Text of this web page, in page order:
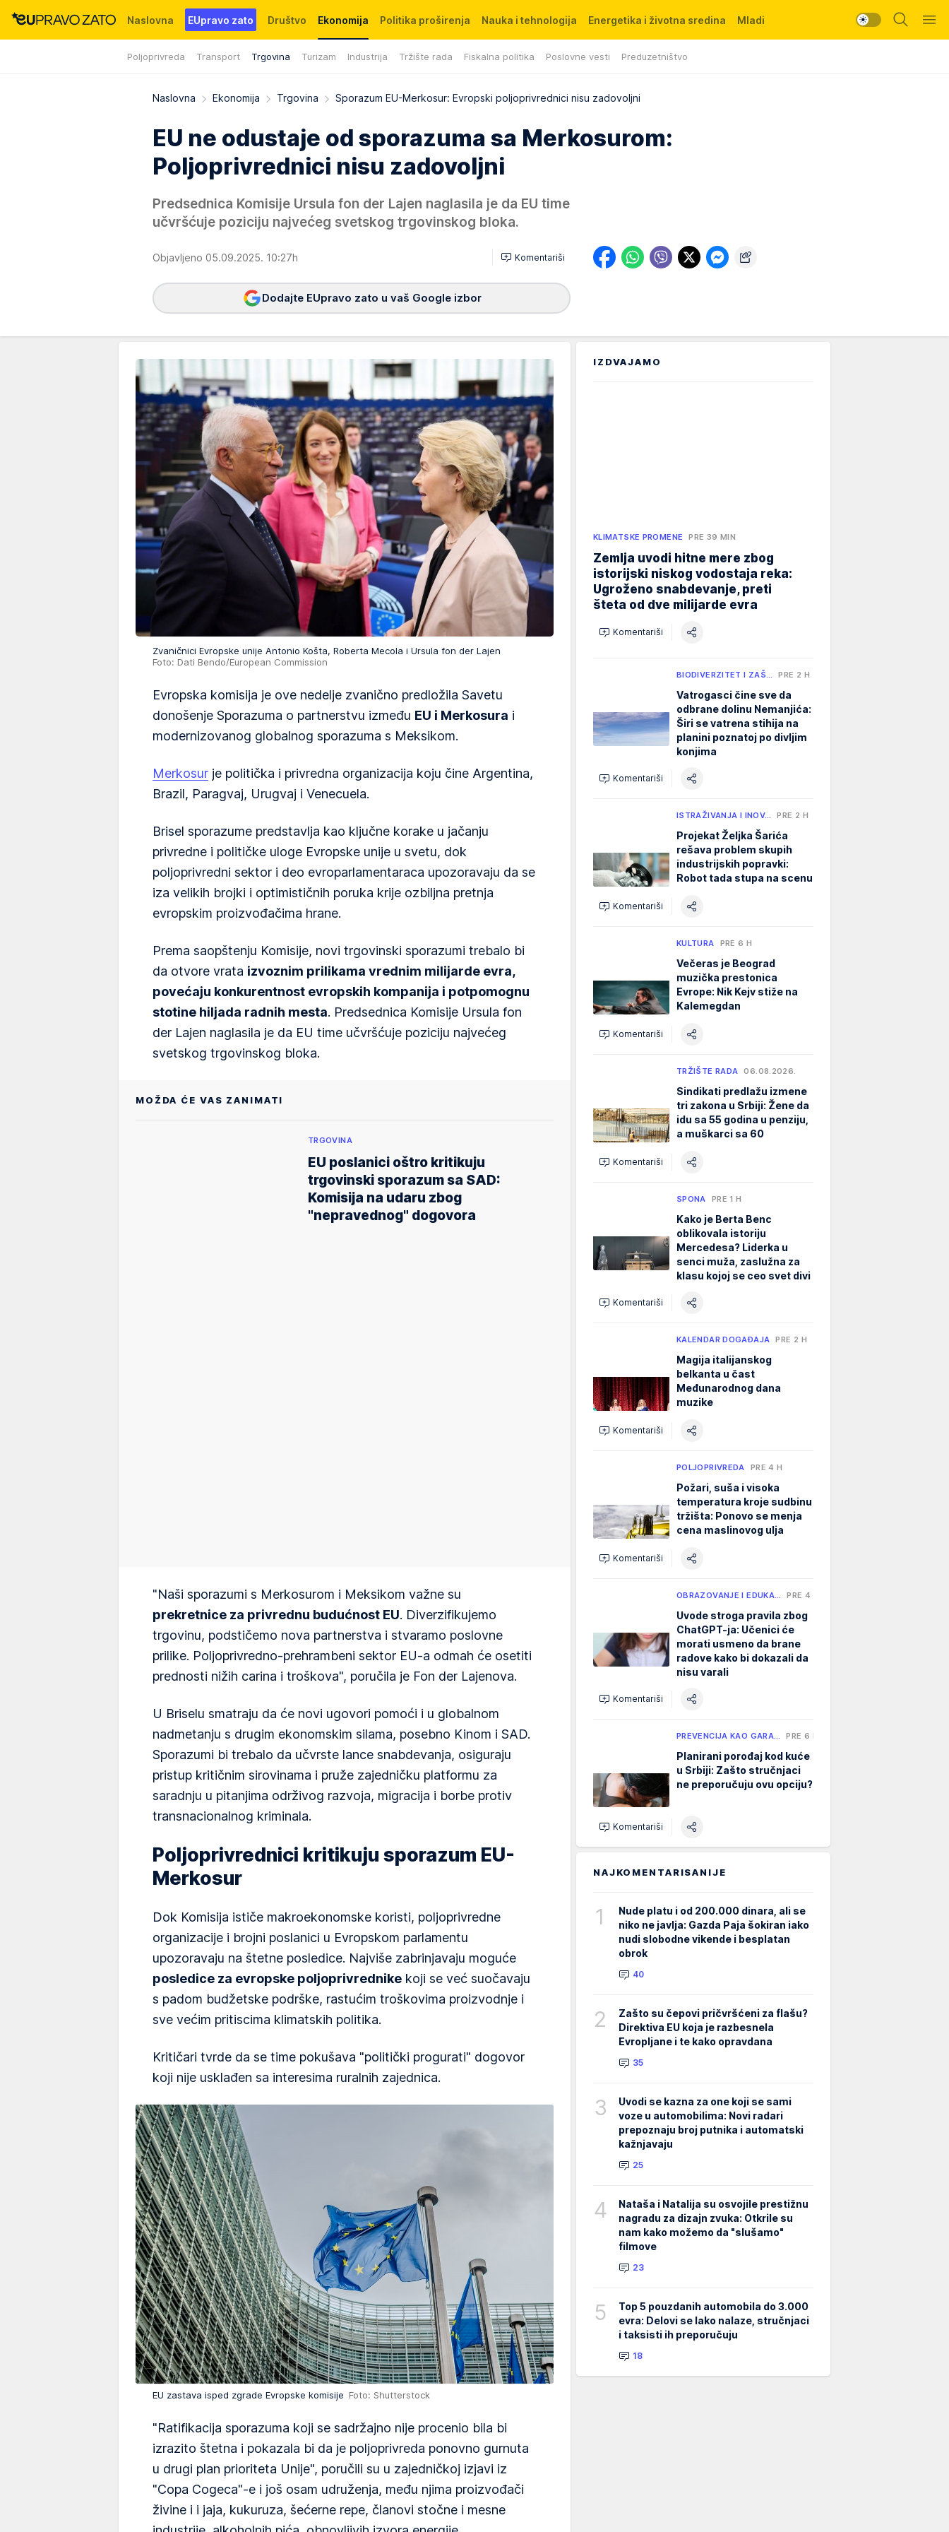
Naslovna EUpravo zato Društvo Ekonomija
Poljoprivreda Transport Trgovina Turizam Industrija Tržište rada Fiskalna politika Poslovne vesti Preduzetništvo
Politika proširenja Nauka i tehnologija Energetika i životna sredina Mladi
Događaji News WMG fondacija
Naslovna Ekonomija Trgovina Sporazum EU-Merkosur: Evropski poljoprivrednici nisu zadovoljni
EU ne odustaje od sporazuma sa Merkosurom:
Poljoprivrednici nisu zadovoljni
Predsednica Komisije Ursula fon der Lajen naglasila je da EU time
učvršćuje poziciju najvećeg svetskog trgovinskog bloka.
Objavljeno 05.09.2025. 10:27h Komentariši
Dodajte EUpravo zato u vaš Google izbor
Zvaničnici Evropske unije Antonio Košta, Roberta Mecola i Ursula fon der Lajen
Foto: Dati Bendo/European Commission
Evropska komisija je ove nedelje zvanično predložila Savetu
donošenje Sporazuma o partnerstvu između EU i Merkosura i
modernizovanog globalnog sporazuma s Meksikom.
Merkosur je politička i privredna organizacija koju čine Argentina,
Brazil, Paragvaj, Urugvaj i Venecuela.
Brisel sporazume predstavlja kao ključne korake u jačanju
privredne i političke uloge Evropske unije u svetu, dok
poljoprivredni sektor i deo evroparlamentaraca upozoravaju da se
iza velikih brojki i optimističnih poruka krije ozbiljna pretnja
evropskim proizvođačima hrane.
Prema saopštenju Komisije, novi trgovinski sporazumi trebalo bi
da otvore vrata izvoznim prilikama vrednim milijarde evra,
povećaju konkurentnost evropskih kompanija i potpomognu
stotine hiljada radnih mesta. Predsednica Komisije Ursula fon
der Lajen naglasila je da EU time učvršćuje poziciju najvećeg
svetskog trgovinskog bloka.
MOŽDA ĆE VAS ZANIMATI
TRGOVINA
EU poslanici oštro kritikuju
trgovinski sporazum sa SAD:
Komisija na udaru zbog
"nepravednog" dogovora
"Naši sporazumi s Merkosurom i Meksikom važne su
prekretnice za privrednu budućnost EU. Diverzifikujemo
trgovinu, podstičemo nova partnerstva i stvaramo poslovne
prilike. Poljoprivredno-prehrambeni sektor EU-a odmah će osetiti
prednosti nižih carina i troškova", poručila je Fon der Lajenova.
U Briselu smatraju da će novi ugovori pomoći i u globalnom
nadmetanju s drugim ekonomskim silama, posebno Kinom i SAD.
Sporazumi bi trebalo da učvrste lance snabdevanja, osiguraju
pristup kritičnim sirovinama i pruže zajedničku platformu za
saradnju u pitanjima održivog razvoja, migracija i borbe protiv
transnacionalnog kriminala.
Poljoprivrednici kritikuju sporazum EU-
Merkosur
Dok Komisija ističe makroekonomske koristi, poljoprivredne
organizacije i brojni poslanici u Evropskom parlamentu
upozoravaju na štetne posledice. Najviše zabrinjavaju moguće
posledice za evropske poljoprivrednike koji se već suočavaju
s padom budžetske podrške, rastućim troškovima proizvodnje i
sve većim pritiscima klimatskih politika.
Kritičari tvrde da se time pokušava "politički progurati" dogovor
koji nije usklađen sa interesima ruralnih zajednica.
EU zastava isped zgrade Evropske komisije Foto: Shutterstock
"Ratifikacija sporazuma koji se sadržajno nije procenio bila bi
izrazito štetna i pokazala bi da je poljoprivreda ponovno gurnuta
u drugi plan prioriteta Unije", poručili su u zajedničkoj izjavi iz
"Copa Cogeca"-e i još osam udruženja, među njima proizvođači
živine i i jaja, kukuruza, šećerne repe, članovi stočne i mesne
IZDVAJAMO
KLIMATSKE PROMENE PRE 39 MIN
Zemlja uvodi hitne mere zbog
istorijski niskog vodostaja reka:
Ugroženo snabdevanje, preti
šteta od dve milijarde evra
Komentariši
BIODIVERZITET I ZAŠ… PRE 2 H
Vatrogasci čine sve da
odbrane dolinu Nemanjića:
Širi se vatrena stihija na
planini poznatoj po divljim
konjima
Komentariši
ISTRAŽIVANJA I INOV… PRE 2 H
Projekat Željka Šarića
rešava problem skupih
industrijskih popravki:
Robot tada stupa na scenu
Komentariši
KULTURA PRE 6 H
Večeras je Beograd
muzička prestonica
Evrope: Nik Kejv stiže na
Kalemegdan
Komentariši
TRŽIŠTE RADA 06.08.2026.
Sindikati predlažu izmene
tri zakona u Srbiji: Žene da
idu sa 55 godina u penziju,
a muškarci sa 60
Komentariši
SPONA PRE 1 H
Kako je Berta Benc
oblikovala istoriju
Mercedesa? Liderka u
senci muža, zaslužna za
klasu kojoj se ceo svet divi
Komentariši
KALENDAR DOGAĐAJA PRE 2 H
Magija italijanskog
belkanta u čast
Međunarodnog dana
muzike
Komentariši
POLJOPRIVREDA PRE 4 H
Požari, suša i visoka
temperatura kroje sudbinu
tržišta: Ponovo se menja
cena maslinovog ulja
Komentariši
OBRAZOVANJE I EDUKA… PRE 4 H
Uvode stroga pravila zbog
ChatGPT-ja: Učenici će
morati usmeno da brane
radove kako bi dokazali da
nisu varali
Komentariši
PREVENCIJA KAO GARA… PRE 6 H
Planirani porođaj kod kuće
u Srbiji: Zašto stručnjaci
ne preporučuju ovu opciju?
Komentariši
NAJKOMENTARISANIJE
1
Nude platu i od 200.000 dinara, ali se
niko ne javlja: Gazda Paja šokiran iako
nudi slobodne vikende i besplatan
obrok
40
2
Zašto su čepovi pričvršćeni za flašu?
Direktiva EU koja je razbesnela
Evropljane i te kako opravdana
35
3
Uvodi se kazna za one koji se sami
voze u automobilima: Novi radari
prepoznaju broj putnika i automatski
kažnjavaju
25
4
Nataša i Natalija su osvojile prestižnu
nagradu za dizajn zvuka: Otkrile su
nam kako možemo da "slušamo"
filmove
23
5
Top 5 pouzdanih automobila do 3.000
evra: Delovi se lako nalaze, stručnjaci
i taksisti ih preporučuju
18